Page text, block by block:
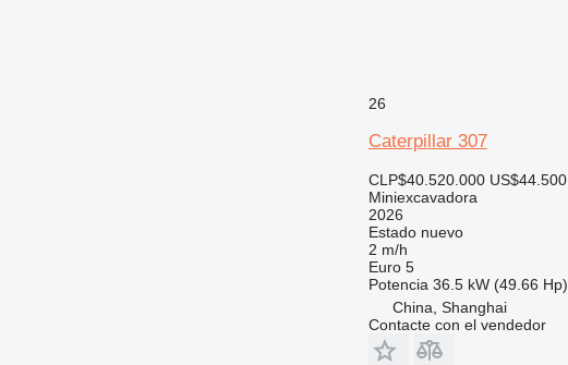
26
Caterpillar 307
CLP$40.520.000 US$44.500
Miniexcavadora
2026
Estadonuevo
2 m/h
Euro 5
Potencia 36.5 kW (49.66 Hp)
China, Shanghai
Contacte con el vendedor